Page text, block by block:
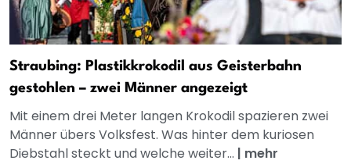
Straubing: Plastikkrokodil aus Geisterbahn
gestohlen – zwei Männer angezeigt
Mit einem drei Meter langen Krokodil spazieren zwei
Männer übers Volksfest. Was hinter dem kuriosen
Diebstahl steckt und welche weiter... | mehr